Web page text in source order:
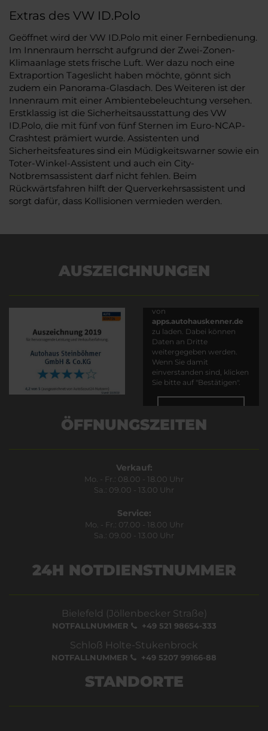
Extras des VW ID.Polo
Geöffnet wird der VW ID.Polo mit einer Fernbedienung.
Im Innenraum herrscht aufgrund der Zwei-Zonen-
Klimaanlage stets frische Luft. Wer dazu noch eine
Extraportion Tageslicht haben möchte, gönnt sich
zudem ein Panorama-Glasdach. Des Weiteren ist der
Innenraum mit einer Ambientebeleuchtung versehen.
Erstklassig ist die Sicherheitsausstattung des VW
ID.Polo, die mit fünf von fünf Sternen im Euro-NCAP-
Crashtest prämiert wurde. Assistenten und
Sicherheitsfeatures sind ein Müdigkeitswarner sowie ein
Toter-Winkel-Assistent und auch ein City-
Notbremsassistent darf nicht fehlen. Beim
Rückwärtsfahren hilft der Querverkehrsassistent und
sorgt dafür, dass Kollisionen vermieden werden.
AUSZEICHNUNGEN
von
apps.autohauskenner.de
zu laden. Dabei können
Daten an Dritte
weitergegeben werden.
Wenn Sie damit
einverstanden sind, klicken
Sie bitte auf "Bestätigen".
ÖFFNUNGSZEITEN
Verkauf:
Mo. - Fr.: 08.00 - 18.00 Uhr
Sa.: 09.00 - 13.00 Uhr
Service:
Mo. - Fr.: 07.00 - 18.00 Uhr
Sa.: 09.00 - 13.00 Uhr
24H NOTDIENSTNUMMER
Bielefeld (Jöllenbecker Straße)
NOTFALLNUMMER +49 521 98654-333
Schloß Holte-Stukenbrock
NOTFALLNUMMER +49 5207 99166-88
STANDORTE